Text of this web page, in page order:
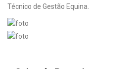
Técnico de Gestão Equina.